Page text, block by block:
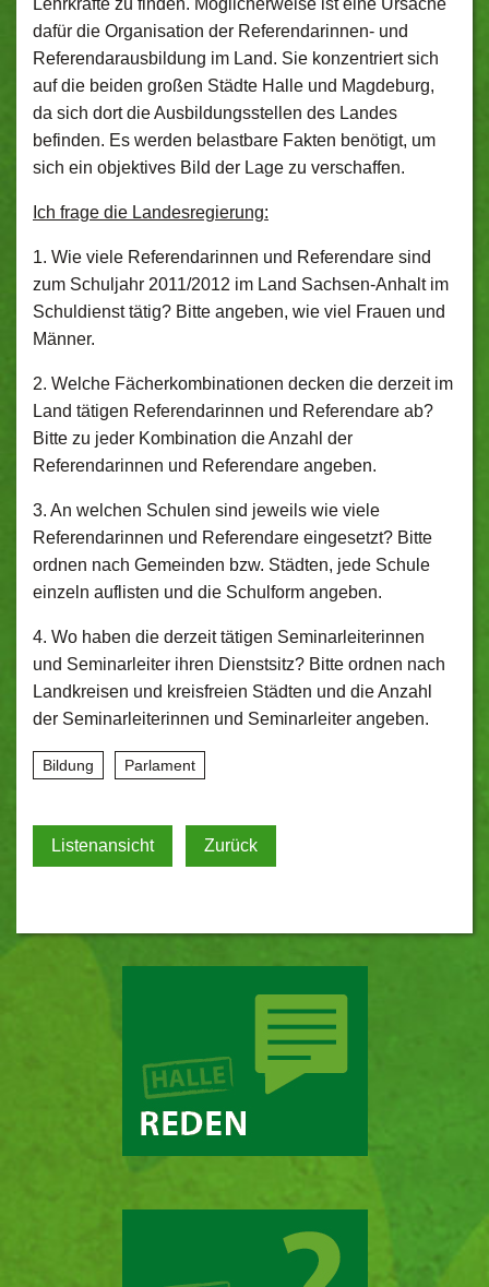
Lehrkräfte zu finden. Möglicherweise ist eine Ursache
dafür die Or­ganisation der Referendarinnen- und
Referendarausbildung im Land. Sie konzentriert sich
auf die beiden großen Städte Halle und Magdeburg,
da sich dort die Ausbil­dungsstellen des Landes
befinden. Es werden belastbare Fakten benötigt, um
sich ein objektives Bild der Lage zu verschaffen.
Ich frage die Landesregierung:
1. Wie viele Referendarinnen und Referendare sind
zum Schuljahr 2011/2012 im Land Sachsen-Anhalt im
Schuldienst tätig? Bitte angeben, wie viel Frauen und
Männer.
2. Welche Fächerkombinationen decken die derzeit im
Land tätigen Referendarinnen und Referendare ab?
Bitte zu jeder Kombination die Anzahl der
Referendarinnen und Referendare angeben.
3. An welchen Schulen sind jeweils wie viele
Referendarinnen und Referendare ein­gesetzt? Bitte
ordnen nach Gemeinden bzw. Städten, jede Schule
einzeln auflis­ten und die Schulform angeben.
4. Wo haben die derzeit tätigen Seminarleiterinnen
und Seminarleiter ihren Dienst­sitz? Bitte ordnen nach
Landkreisen und kreisfreien Städten und die Anzahl
der Seminarleiterinnen und Seminarleiter angeben.
Bildung Parlament
Listenansicht Zurück